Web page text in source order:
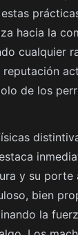
hacia la
cualquier
de los
y su porte
bien
la